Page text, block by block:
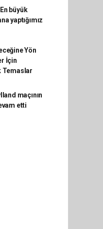
büyük
yaptığımız
Yön
İçin
Temaslar
maçının
etti